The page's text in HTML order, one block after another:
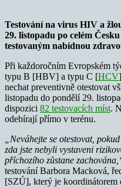
Testování na virus HIV a
29. listopadu po celém
testovaným nabídnou
Při každoročním Evropském
typu B [HBV] a typu C [HCV
nechat preventivně otestovat
listopadu do pondělí 29.
dispozici 82 testovacích míst.
odebírají přímo v terénu.
„Neváhejte se otestovat,
zda jste nebyli vystaveni
příchozího zůstane
testování Barbora Macková,
[SZÚ], který je koordinátorem